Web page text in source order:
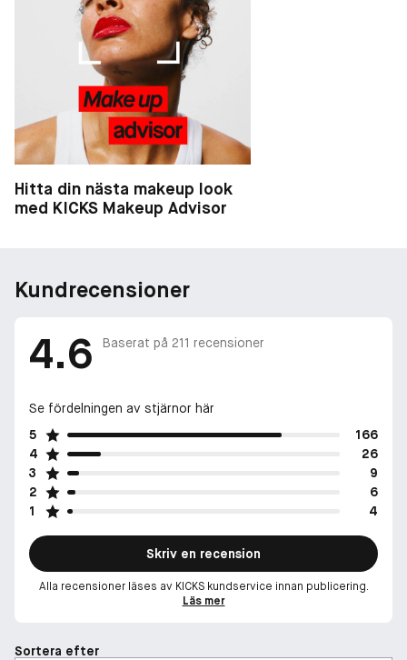
Hitta din nästa makeup look
med KICKS Makeup Advisor
Kundrecensioner
4.6 Baserat på 211 recensioner
Se fördelningen av stjärnor här
5
166
4
26
3
9
2
6
1
4
Skriv en recension
Alla recensioner läses av KICKS kundservice innan publicering.
Läs mer
Sortera efter